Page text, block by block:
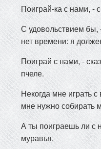
Поиграй-ка с нами, -
С удовольствием бы,
нет времени: я
Поиграй с нами, -
пчеле.
Некогда мне играть
мне нужно собирать
А ты поиграешь ли с
муравья.